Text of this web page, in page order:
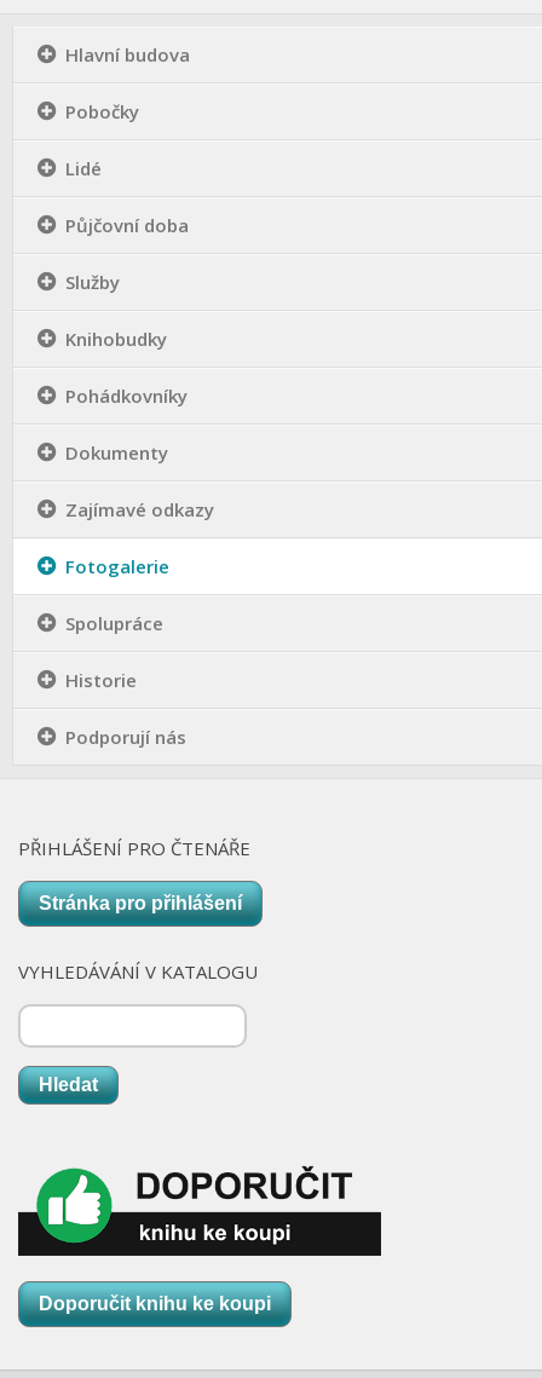
Hlavní budova
Pobočky
Lidé
Půjčovní doba
Služby
Knihobudky
Pohádkovníky
Dokumenty
Zajímavé odkazy
Fotogalerie
Spolupráce
Historie
Podporují nás
PŘIHLÁŠENÍ PRO ČTENÁŘE
Stránka pro přihlášení
VYHLEDÁVÁNÍ V KATALOGU
Hledat
Doporučit knihu ke koupi